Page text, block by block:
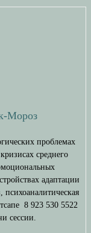
Мороз
проблемах
среднего
адаптации
8 923 530 5522
сессии.